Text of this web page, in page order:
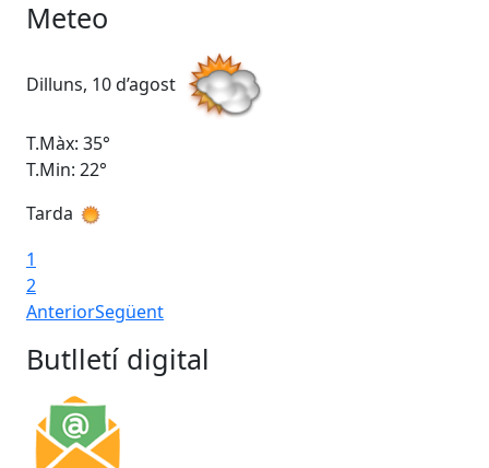
Meteo
Dilluns, 10 d’agost
T.Màx: 35°
T.Min: 22°
Tarda
1
2
AnteriorSegüent
Butlletí digital